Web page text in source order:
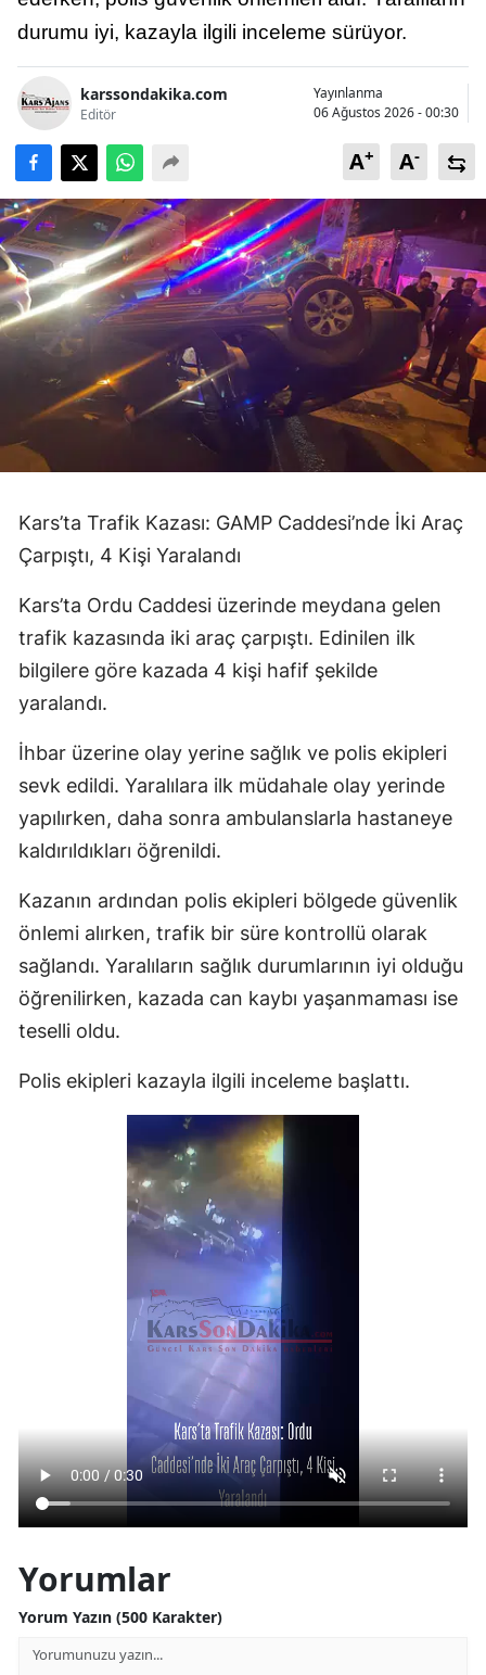
durumu iyi, kazayla ilgili inceleme sürüyor.
karssondakika.com
Editör
Yayınlanma
06 Ağustos 2026 - 00:30
A+ A-
Kars’ta Trafik Kazası: GAMP Caddesi’nde İki Araç
Çarpıştı, 4 Kişi Yaralandı
Kars’ta Ordu Caddesi üzerinde meydana gelen
trafik kazasında iki araç çarpıştı. Edinilen ilk
bilgilere göre kazada 4 kişi hafif şekilde
yaralandı.
İhbar üzerine olay yerine sağlık ve polis ekipleri
sevk edildi. Yaralılara ilk müdahale olay yerinde
yapılırken, daha sonra ambulanslarla hastaneye
kaldırıldıkları öğrenildi.
Kazanın ardından polis ekipleri bölgede güvenlik
önlemi alırken, trafik bir süre kontrollü olarak
sağlandı. Yaralıların sağlık durumlarının iyi olduğu
öğrenilirken, kazada can kaybı yaşanmaması ise
teselli oldu.
Polis ekipleri kazayla ilgili inceleme başlattı.
Yorumlar
Yorum Yazın (500 Karakter)